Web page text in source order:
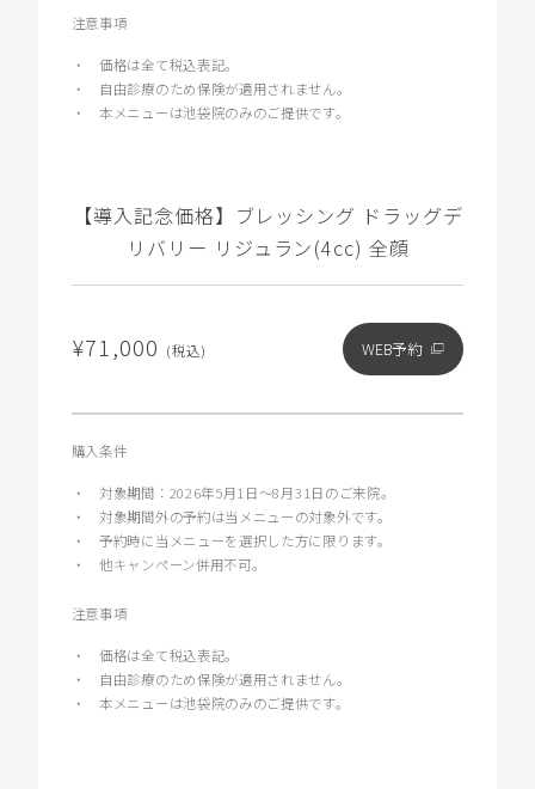
注意事項
・価格は全て税込表記。
・
自由診療のため保険が適用されません。
・本メニューは池袋院のみのご提供です。
【導入記念価格】ブレッシング ドラッグデ
リバリー リジュラン(4cc) 全顔
¥71,000 (税込) WEB予約
購入条件
・ 対象期間：2026年5月1日〜8月31日のご来院。
・ 対象期間外の予約は当メニューの対象外です。
・予約時に当メニューを選択した方に限ります。
・他キャンペーン併用不可。
注意事項
・価格は全て税込表記。
・
自由診療のため保険が適用されません。
・本メニューは池袋院のみのご提供です。